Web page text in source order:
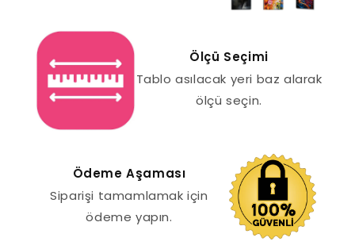
Ölçü Seçimi
Tablo asılacak yeri baz alarak
ölçü seçin.
Ödeme Aşaması
Siparişi tamamlamak için
ödeme yapın.